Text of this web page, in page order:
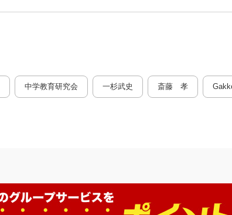
中学教育研究会 一杉武史 斎藤 孝